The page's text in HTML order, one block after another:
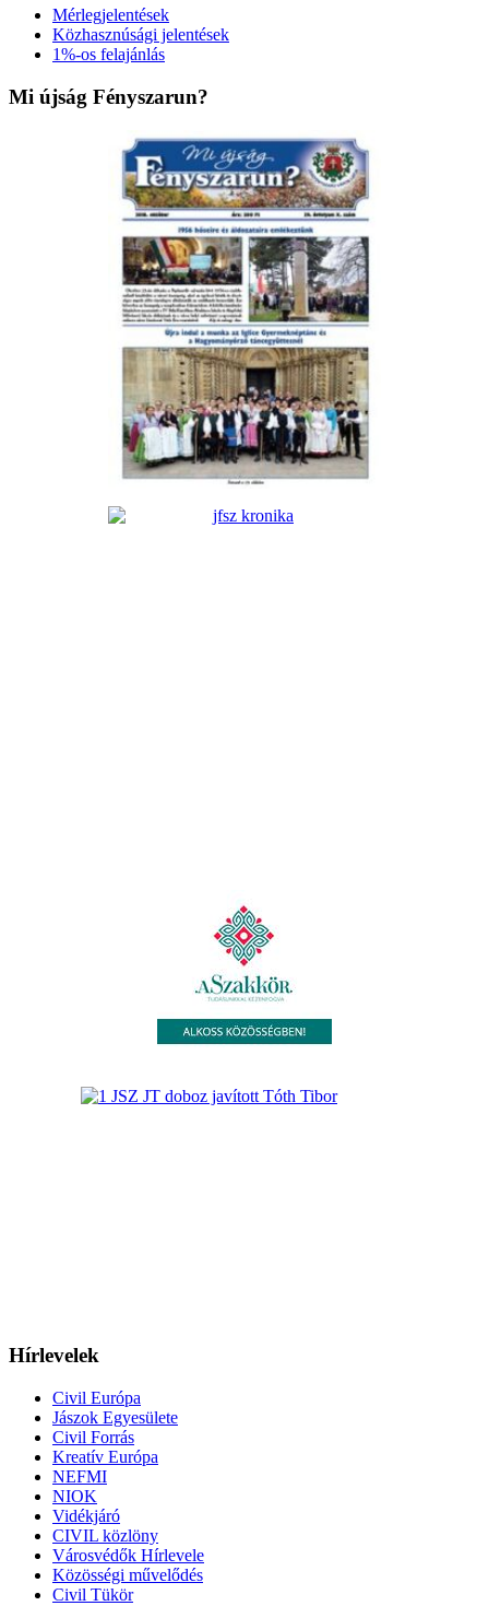
Mérlegjelentések
Közhasznúsági jelentések
1%-os felajánlás
Mi újság Fényszarun?
Hírlevelek
Civil Európa
Jászok Egyesülete
Civil Forrás
Kreatív Európa
NEFMI
NIOK
Vidékjáró
CIVIL közlöny
Városvédők Hírlevele
Közösségi művelődés
Civil Tükör